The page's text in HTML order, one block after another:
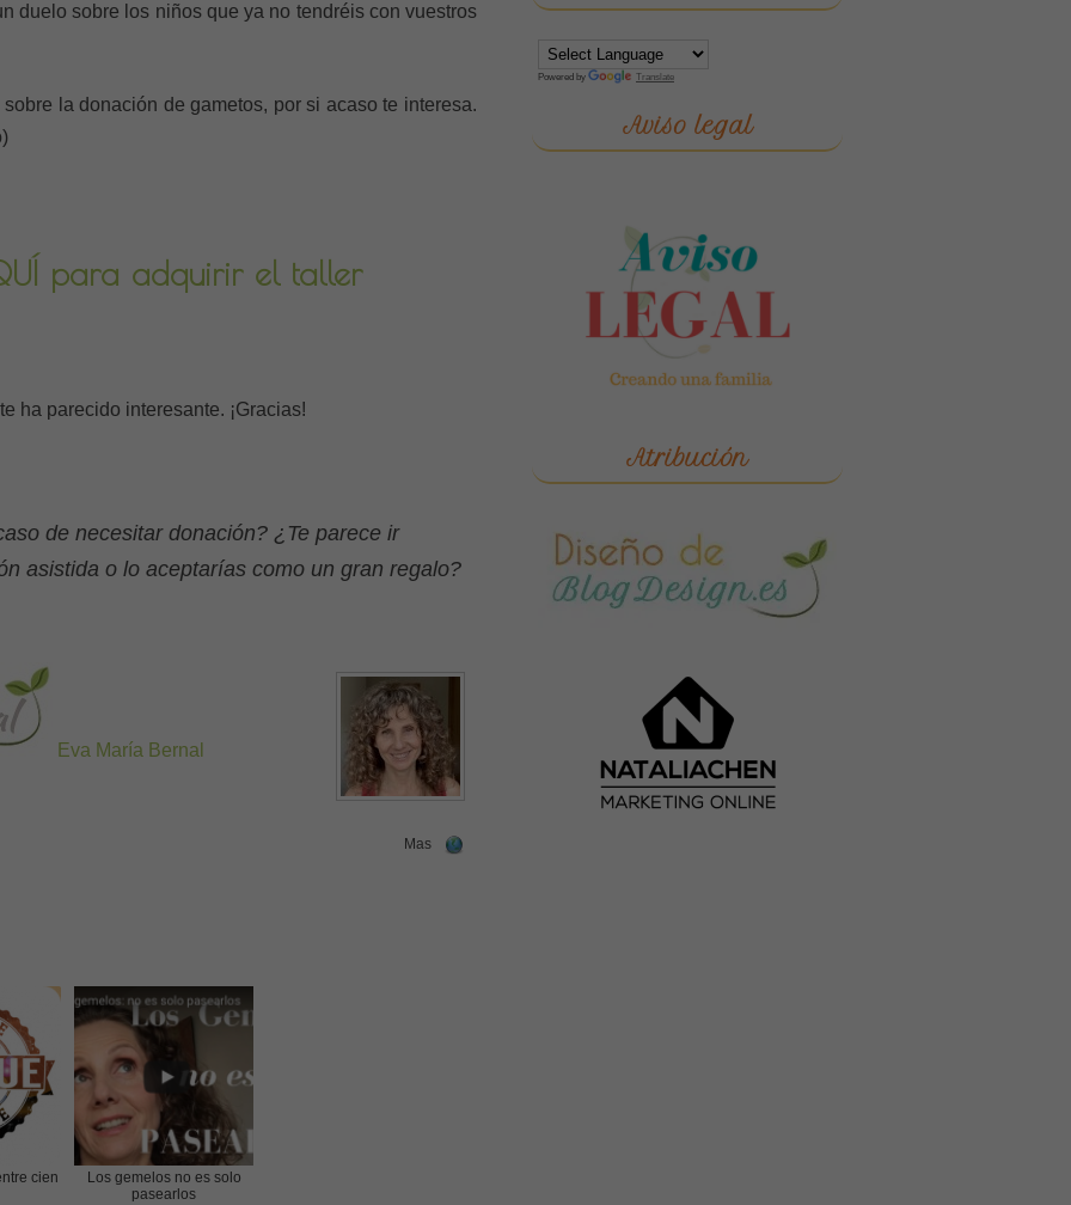
duelo sobre los niños que ya no tendréis con vuestros
la donación de gametos, por si acaso te interesa.
para adquirir el taller
ha parecido interesante. ¡Gracias!
de necesitar donación? ¿Te parece ir
asistida o lo aceptarías como un gran regalo?
Eva María Bernal
Mas
cien
Los gemelos no es solo
pasearlos
Powered by Translate
Aviso legal
Atribución